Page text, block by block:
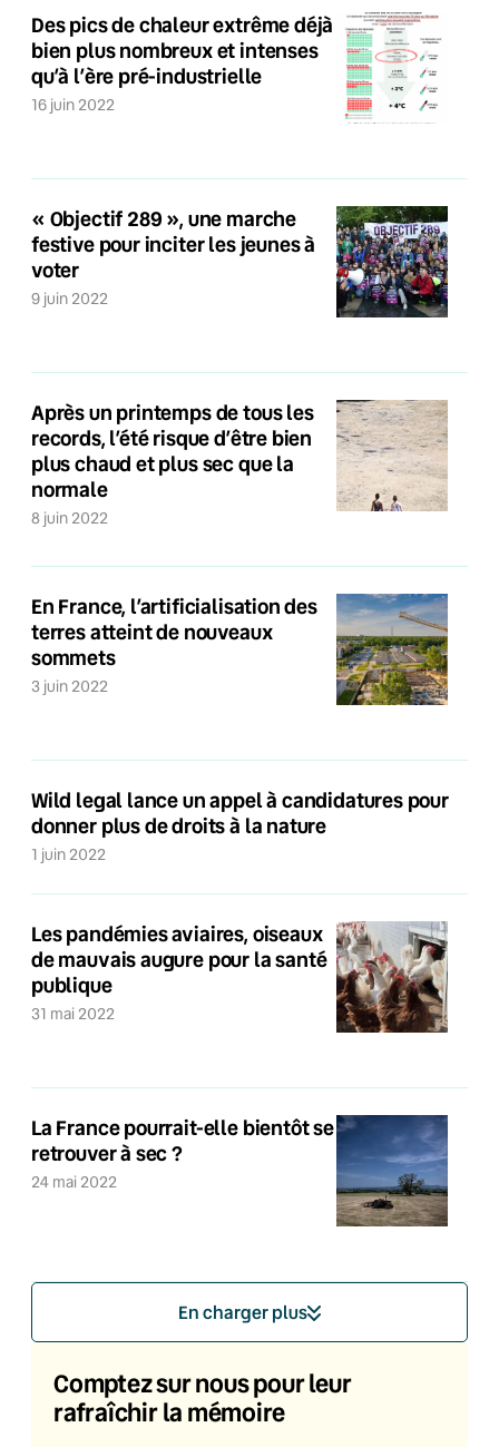
Des pics de chaleur extrême déjà
bien plus nombreux et intenses
qu’à l’ère pré-industrielle
16 juin 2022
« Objectif 289 », une marche
festive pour inciter les jeunes à
voter
9 juin 2022
Après un printemps de tous les
records, l’été risque d’être bien
plus chaud et plus sec que la
normale
8 juin 2022
En France, l’artificialisation des
terres atteint de nouveaux
sommets
3 juin 2022
Wild legal lance un appel à candidatures pour
donner plus de droits à la nature
1 juin 2022
Les pandémies aviaires, oiseaux
de mauvais augure pour la santé
publique
31 mai 2022
La France pourrait-elle bientôt se
retrouver à sec ?
24 mai 2022
En charger plus
Comptez sur nous pour leur
rafraîchir la mémoire